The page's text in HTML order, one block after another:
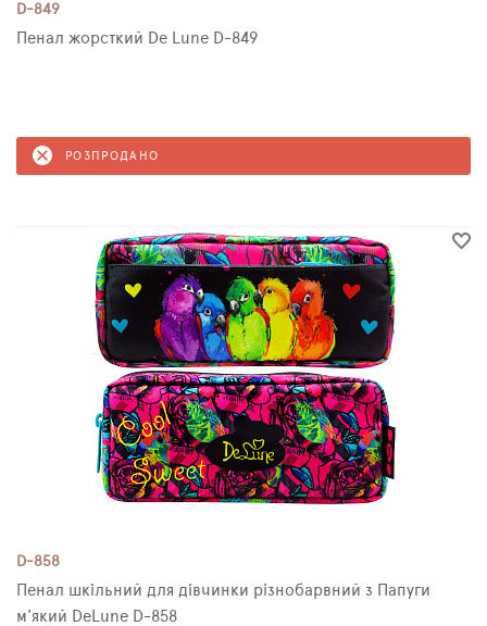
D-849
Пенал жорсткий De Lune D-849
РОЗПРОДАНО
D-858
Пенал шкільний для дівчинки різнобарвний з Папуги
м'який DeLune D-858